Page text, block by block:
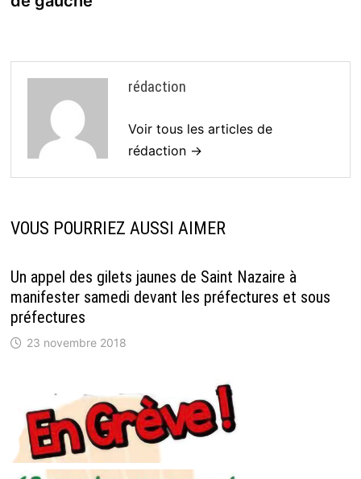
rédaction
Voir tous les articles de
rédaction →
VOUS POURRIEZ AUSSI AIMER
Un appel des gilets jaunes de Saint Nazaire à
manifester samedi devant les préfectures et sous
préfectures
23 novembre 2018